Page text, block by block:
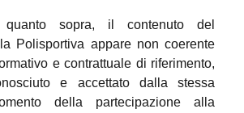
sopra, il contenuto del
Polisportiva appare non coerente
e contrattuale di riferimento,
e accettato dalla stessa
della partecipazione alla